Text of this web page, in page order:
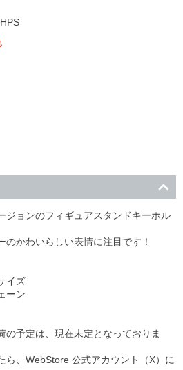
ジョンのフィギュアスタンドキーホル
かわいらしい表情に注目です！
イズ
ーン
予定は、現在未定となっておりま
、 WebStore 公式アカウント（X） に